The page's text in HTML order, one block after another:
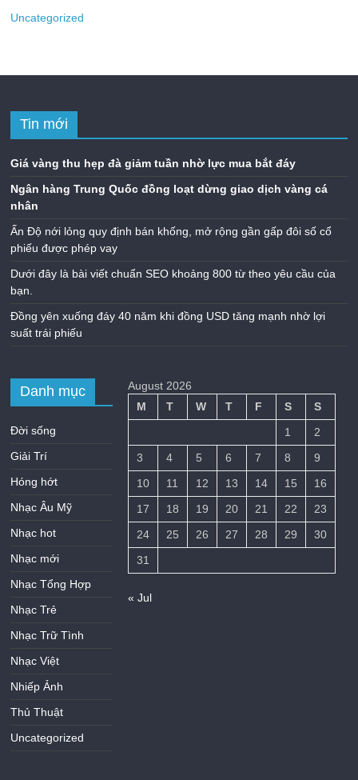
Uncategorized
Tin mới
Giá vàng thu hẹp đà giảm tuần nhờ lực mua bắt đáy
Ngân hàng Trung Quốc đồng loạt dừng giao dịch vàng cá
nhân
Ấn Độ nới lỏng quy định bán khống, mở rộng gần gấp đôi số cổ
phiếu được phép vay
Dưới đây là bài viết chuẩn SEO khoảng 800 từ theo yêu cầu của
bạn.
Đồng yên xuống đáy 40 năm khi đồng USD tăng mạnh nhờ lợi
suất trái phiếu
Danh mục
Đời sống
Giải Trí
Hóng hớt
Nhạc Âu Mỹ
Nhạc hot
Nhạc mới
Nhạc Tổng Hợp
Nhạc Trẻ
Nhạc Trữ Tình
Nhạc Việt
Nhiếp Ảnh
Thủ Thuật
Uncategorized
August 2026
M
T W T F S
S
1
2
3
4 5 6 7 8
9
10
11 12 13 14 15
16
17
18 19 20 21 22
23
24
25 26 27 28 29
30
31
« Jul